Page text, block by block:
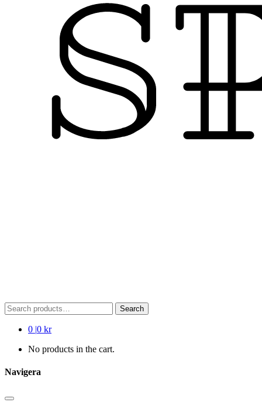
Search
for:
Search
0 |0 kr
No products in the cart.
Navigera